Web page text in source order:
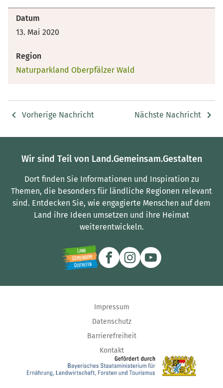
Datum
13. Mai 2020
Region
Naturparkland Oberpfälzer Wald
Vorherige Nachricht Nächste Nachricht
Wir sind Teil von Land.Gemeinsam.Gestalten
Dort finden Sie Informationen und Inspiration zu
Themen, die besonders für ländliche Regionen relevant
sind. Entdecken Sie, wie engagierte Menschen auf dem
Land ihre Ideen umsetzen und ihre Heimat
weiterentwickeln.
Impressum
Datenschutz
Barrierefreiheit
Kontakt